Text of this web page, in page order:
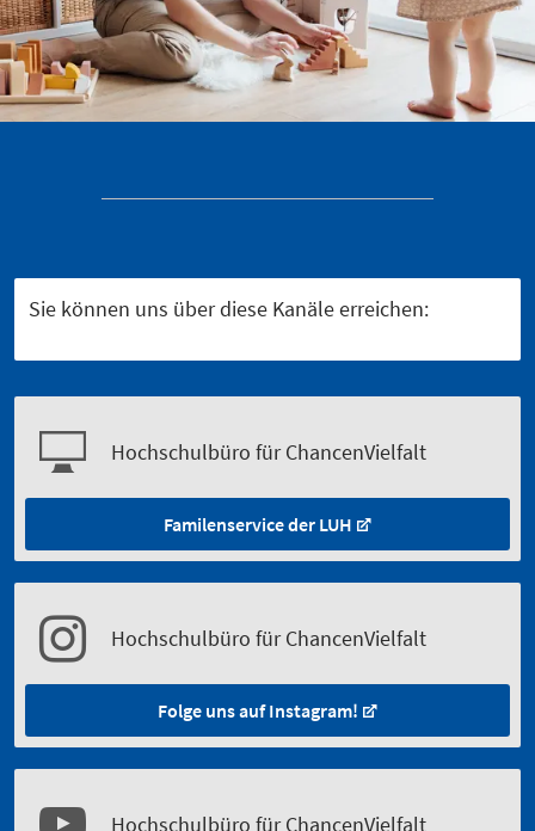
Sie können uns über diese Kanäle erreichen:
Hochschulbüro für ChancenVielfalt
Familenservice der LUH
Hochschulbüro für ChancenVielfalt
Folge uns auf Instagram!
Hochschulbüro für ChancenVielfalt